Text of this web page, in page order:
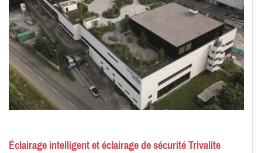
Éclairage intelligent et éclairage de sécurité Trivalite